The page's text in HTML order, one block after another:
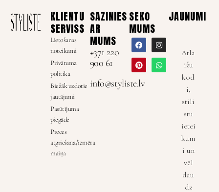
KLIENTU
SERVISS
Lietošanas
noteikumi
Privātuma
politika
Biežāk uzdotie
jautājumi
Pasūtījuma
piegāde
Preces
atgriešana/izmēra
maiņa
SAZINIES
AR
MUMS
+371 220
900 61
info@styliste.lv
SEKO
MUMS
JAUNUMI
Atla
ižu
kod
i,
stili
stu
ietei
kum
i un
vēl
dau
dz